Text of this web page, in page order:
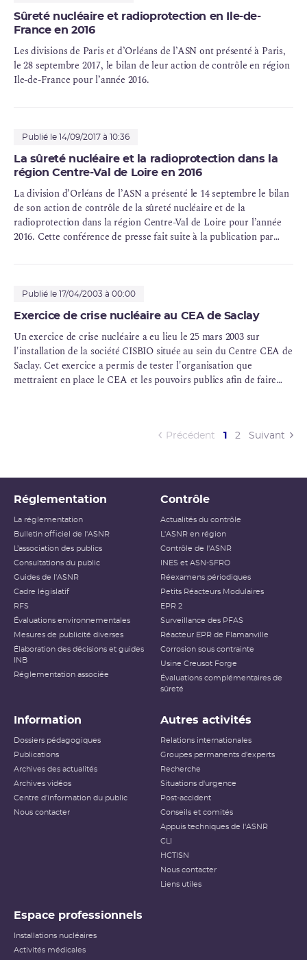
Sûreté nucléaire et radioprotection en Ile-de-
France en 2016
Les divisions de Paris et d’Orléans de l’ASN ont présenté à Paris,
le 28 septembre 2017, le bilan de leur action de contrôle en région
Ile-de-France pour l’année 2016.
Publié le 14/09/2017 à 10:36
La sûreté nucléaire et la radioprotection dans la
région Centre-Val de Loire en 2016
La division d’Orléans de l’ASN a présenté le 14 septembre le bilan
de son action de contrôle de la sûreté nucléaire et de la
radioprotection dans la région Centre-Val de Loire pour l’année
2016. Cette conférence de presse fait suite à la publication par
sûreté nucléaire et de la radioprotection en région Centre-Val de
Loire reste globalement satisfaisant.
Publié le 17/04/2003 à 00:00
Exercice de crise nucléaire au CEA de Saclay
Un exercice de crise nucléaire a eu lieu le 25 mars 2003 sur
l'installation de la société CISBIO située au sein du Centre CEA de
Saclay. Cet exercice a permis de tester l'organisation que
mettraient en place le CEA et les pouvoirs publics afin de faire
Précédent 1 (current)
2 Suivant
Réglementation
La réglementation
Bulletin officiel de l'ASNR
L’association des publics
Consultations du public
Guides de l'ASNR
Cadre législatif
RFS
Évaluations environnementales
Mesures de publicité diverses
Élaboration des décisions et guides
INB
Réglementation associée
Contrôle
Actualités du contrôle
L'ASNR en région
Contrôle de l'ASNR
INES et ASN-SFRO
Réexamens périodiques
Petits Réacteurs Modulaires
EPR 2
Surveillance des PFAS
Réacteur EPR de Flamanville
Corrosion sous contrainte
Usine Creusot Forge
Évaluations complémentaires de
sûreté
Information
Dossiers pédagogiques
Publications
Archives des actualités
Archives vidéos
Centre d'information du public
Nous contacter
Autres activités
Relations internationales
Groupes permanents d'experts
Recherche
Situations d'urgence
Post-accident
Conseils et comités
Appuis techniques de l'ASNR
CLI
HCTISN
Nous contacter
Liens utiles
Espace professionnels
Installations nucléaires
Activités médicales